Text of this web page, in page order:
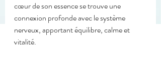
cœur de son essence se trouve une
connexion profonde avec le système
nerveux, apportant équilibre, calme et
vitalité.